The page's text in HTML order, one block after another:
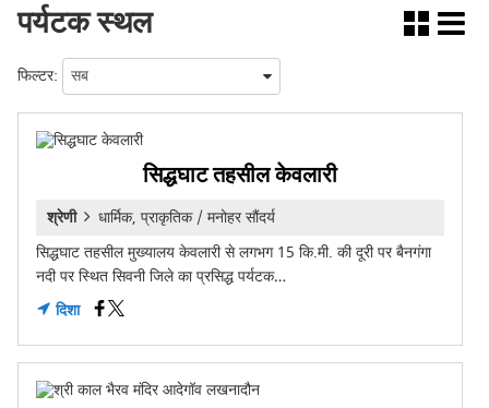
पर्यटक स्थल
फिल्टर:
सिद्धघाट तहसील केवलारी
श्रेणी
धार्मिक, प्राकृतिक / मनोहर सौंदर्य
सिद्धघाट तहसील मुख्यालय केवलारी से लगभग 15 कि.मी. की दूरी पर बैनगंगा
नदी पर स्थित सिवनी जिले का प्रसिद्ध पर्यटक…
दिशा